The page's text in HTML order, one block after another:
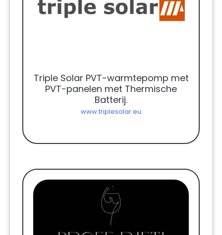
Triple Solar PVT-warmtepomp met
PVT-panelen met Thermische
Batterij.
www.triplesolar.eu